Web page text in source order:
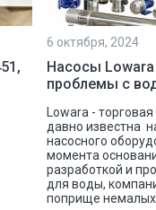
6 октября, 2024
Насосы
проблемы с
Lowara -
давно известна
насосного
момента
разработкой и
для воды,
поприще немалых